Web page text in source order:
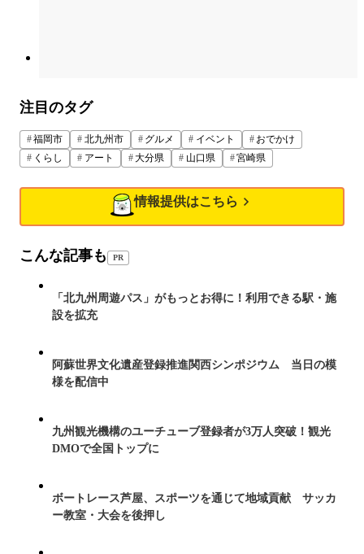
注目のタグ
福岡市 北九州市 グルメ イベント
おでかけ
くらし
アート 大分県 山口県 宮崎県
情報提供はこちら
こんな記事も PR
「北九州周遊パス」がもっとお得に！利用できる駅・施
設を拡充
阿蘇世界文化遺産登録推進関西シンポジウム 当日の模
様を配信中
九州観光機構のユーチューブ登録者が3万人突破！観光
DMOで全国トップに
ボートレース芦屋、スポーツを通じて地域貢献 サッカ
ー教室・大会を後押し